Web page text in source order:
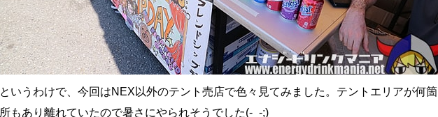
というわけで、今回はNEX以外のテント売店で色々見てみました。テントエリアが何箇
所もあり離れていたので暑さにやられそうでした(-_-;)